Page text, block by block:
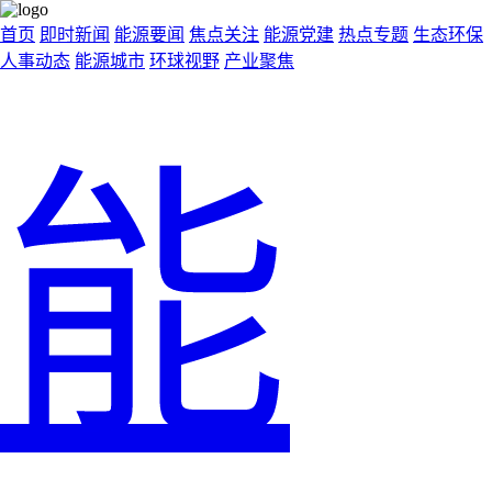
首页 即时新闻 能源要闻 焦点关注 能源党建 热点专题 生态环保
人事动态 能源城市 环球视野 产业聚焦
能